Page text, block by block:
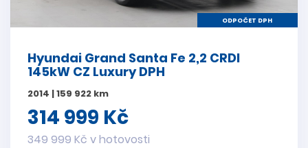
ODPOČET DPH
Hyundai Grand Santa Fe 2,2 CRDI
145kW CZ Luxury DPH
2014 | 159 922 km
314 999 Kč
349 999 Kč v hotovosti